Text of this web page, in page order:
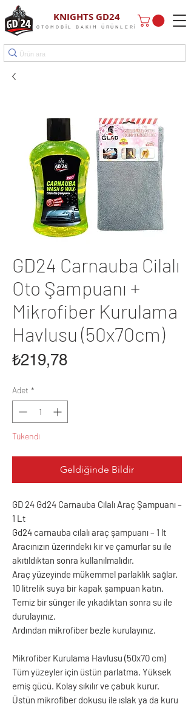
KNIGHTS GD24
OTOMOBİL BAKIM ÜRÜNLERİ
GD24 Carnauba Cilalı
Oto Şampuanı +
Mikrofiber Kurulama
Havlusu (50x70cm)
₺219,78Fiyat
Adet *
Tükendi
Geldiğinde Bildir
GD 24 Gd24 Carnauba Cilalı Araç Şampuanı –
1 Lt
Gd24 carnauba cilalı araç şampuanı – 1 lt
Aracınızın üzerindeki kir ve çamurlar su ile
akıtıldıktan sonra kullanılmalıdır.
Araç yüzeyinde mükemmel parlaklık sağlar.
10 litrelik suya bir kapak şampuan katın.
Temiz bir sünger ile yıkadıktan sonra su ile
durulayınız.
Ardından mikrofiber bezle kurulayınız.
Mikrofiber Kurulama Havlusu (50x70 cm)
Tüm yüzeyler için üstün parlatma. Yüksek
emiş gücü. Kolay sıkılır ve çabuk kurur.
Üstün mikrofiber dokusu ile ıslak ya da kuru